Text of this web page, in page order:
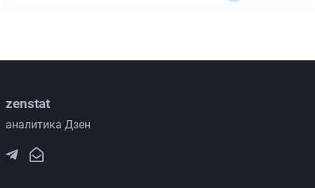
zenstat
аналитика Дзен